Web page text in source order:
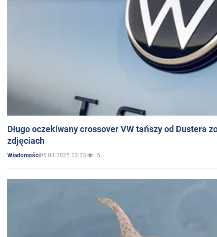
Długo oczekiwany crossover VW tańszy od Dustera
zdjęciach
Wiadomości05.03.2025 23:23 5